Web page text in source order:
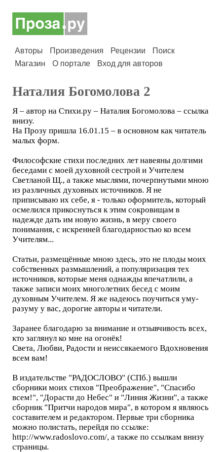
Авторы Произведения Рецензии
Поиск
Магазин
О портале Вход для авторов
Наталия Богомолова 2
Я – автор на Стихи.ру – Наталия Богомолова – ссылка
внизу.
На Прозу пришла 16.01.15 – в основном как читатель
малых форм.
Философские стихи последних лет навеяны долгими
беседами с моей духовной сестрой и Учителем
Светланой Щ., а также мыслями, почерпнутыми мною
из различных духовных источников. Я не
приписываю их себе, я - только оформитель, который
осмелился прикоснуться к этим сокровищам в
надежде дать им новую жизнь, в меру своего
понимания, с искренней благодарностью ко всем
Учителям...
Статьи, размещённые мною здесь, это не плоды моих
собственных размышлений, а популяризация тех
источников, которые меня однажды впечатлили, а
также записи моих многолетних бесед с моим
духовным Учителем. Я же надеюсь поучиться уму-
разуму у вас, дорогие авторы и читатели.
Заранее благодарю за внимание и отзывчивость всех,
кто заглянул ко мне на огонёк!
Света, Любви, Радости и неиссякаемого Вдохновения
всем вам!
В издательстве "РАДОСЛОВО" (СПб.) вышли
сборники моих стихов "Преображение", "Спасибо
всем!", "Дорасти до Небес" и "Линия Жизни", а также
сборник "Притчи народов мира", в котором я являюсь
составителем и редактором. Первые три сборника
можно полистать, перейдя по ссылке:
http://www.radoslovo.com/, а также по ссылкам внизу
страницы.